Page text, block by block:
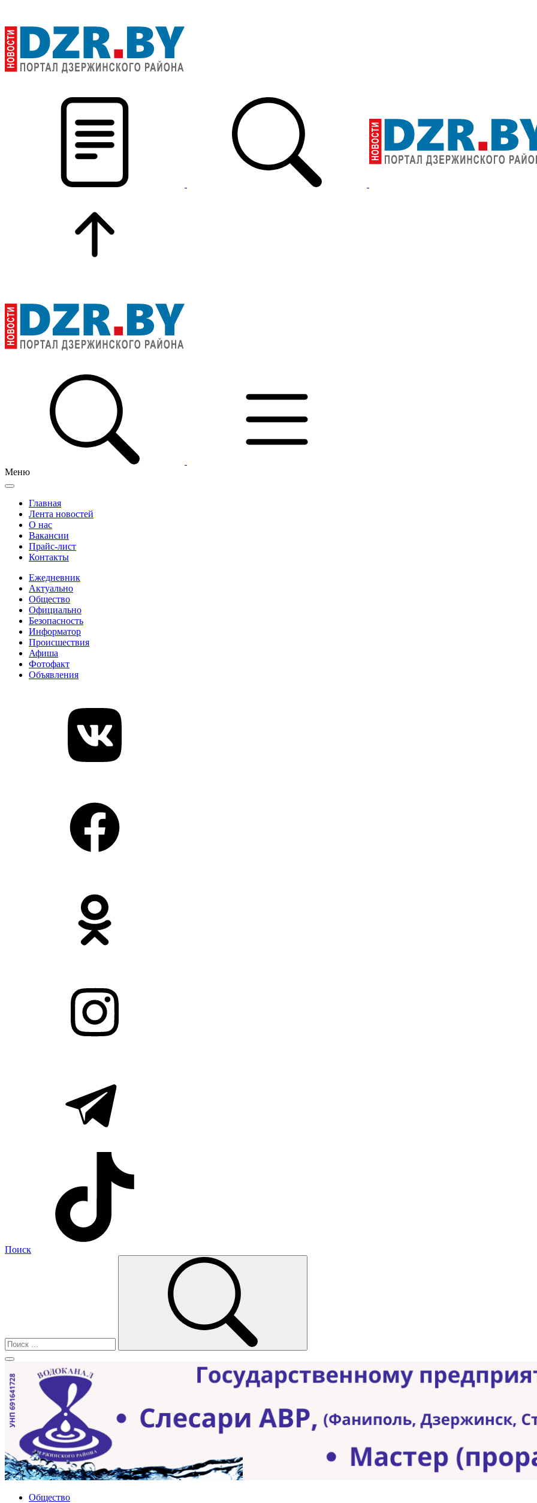
Меню
Главная
Лента новостей
О нас
Вакансии
Прайс-лист
Контакты
Ежедневник
Актуально
Общество
Официально
Безопасность
Информатор
Происшествия
Афиша
Фотофакт
Объявления
Поиск
Общество